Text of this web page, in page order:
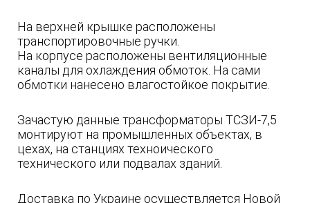
На верхней крышке расположены
транспортировочные ручки.
На корпусе расположены вентиляционные
каналы для охлаждения обмоток. На сами
обмотки нанесено влагостойкое покрытие.
Зачастую данные трансформаторы ТСЗИ-7,5
монтируют на промышленных объектах, в
цехах, на станциях техноического
технического или подвалах зданий.
Доставка по Украине осуществляется Новой